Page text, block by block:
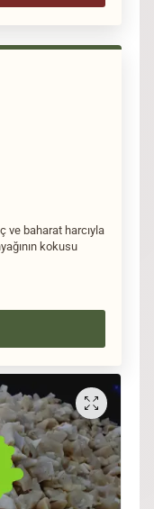
ve baharat harcıyla
kokusu